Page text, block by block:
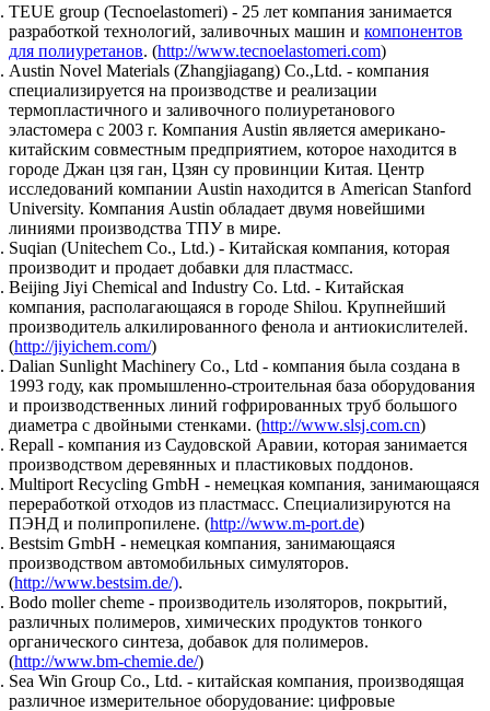
TEUE group (Tecnoelastomeri) - 25 лет компания занимается
разработкой технологий, заливочных машин и компонентов
для полиуретанов. (http://www.tecnoelastomeri.com)
Austin Novel Materials (Zhangjiagang) Co.,Ltd. - компания
специализируется на производстве и реализации
термопластичного и заливочного полиуретанового
эластомера с 2003 г. Компания Austin является американо-
китайским совместным предприятием, которое находится в
городе Джан цзя ган, Цзян су провинции Китая. Центр
исследований компании Austin находится в American Stanford
University. Компания Austin обладает двумя новейшими
линиями производства ТПУ в мире.
Suqian (Unitechem Co., Ltd.) - Китайская компания, которая
производит и продает добавки для пластмасс.
Beijing Jiyi Chemical and Industry Co. Ltd. - Китайская
компания, располагающаяся в городе Shilou. Крупнейший
производитель алкилированного фенола и антиокислителей.
(http://jiyichem.com/)
Dalian Sunlight Machinery Co., Ltd - компания была создана в
1993 году, как промышленно-строительная база оборудования
и производственных линий гофрированных труб большого
диаметра с двойными стенками. (http://www.slsj.com.cn)
Repall - компания из Саудовской Аравии, которая занимается
производством деревянных и пластиковых поддонов.
Multiport Recycling GmbH - немецкая компания, занимающаяся
переработкой отходов из пластмасс. Специализируются на
ПЭНД и полипропилене. (http://www.m-port.de)
Bestsim GmbH - немецкая компания, занимающаяся
производством автомобильных симуляторов.
(http://www.bestsim.de/).
Bodo moller cheme - производитель изоляторов, покрытий,
различных полимеров, химических продуктов тонкого
органического синтеза, добавок для полимеров.
(http://www.bm-chemie.de/)
Sea Win Group Co., Ltd. - китайская компания, производящая
различное измерительное оборудование: цифровые